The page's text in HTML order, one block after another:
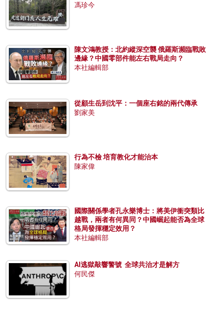
馮珍今
陳文鴻教授：北約縱深空襲 俄羅斯瀕臨戰敗
邊緣？中國零部件能左右戰局走向？
本社編輯部
從顧生岳到沈平：一個座右銘的兩代傳承
劉家美
行為不檢 培育教化才能治本
陳家偉
國際關係學者孔永樂博士：將美伊衝突類比
越戰，兩者有何異同？中國崛起能否為全球
格局發揮穩定效用？
本社編輯部
AI逃獄敲響警號 全球共治才是解方
何民傑